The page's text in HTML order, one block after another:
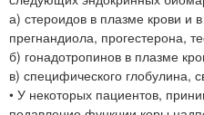
а) стероидов в плазме крови и
прегнандиола, прогестерона,
б) гонадотропинов в плазме
в) специфического
• У некоторых пациентов,